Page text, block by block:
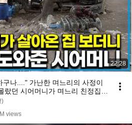
22:28
구나...." 가난한 며느리의 사정이
랐던 시어머니가 며느리 친정집
고부열전｜알고e즘
)
views